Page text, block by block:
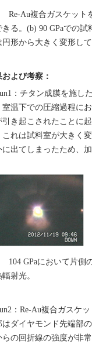
Re-Au複合ガスケット
きる。(b) 90 GPaでの
円形から大きく変形して
よび考察：
：チタン成膜を施し
室温下での圧縮過程に
引き起こされたことに
これは試料室が大きく
に出てしまったため、
104 GPaにおいて片側
射光。
：Re-Au複合ガスケ
はダイヤモンド先端部
らの回折線の強度が非